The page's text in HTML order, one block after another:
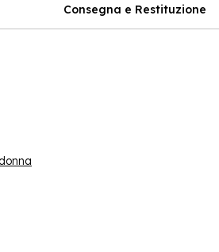
Consegna e Restituzione